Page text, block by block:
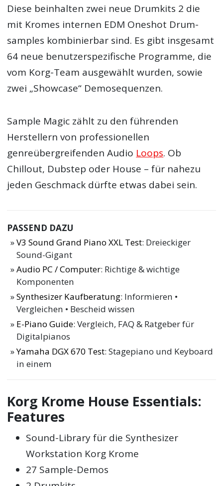
Diese beinhalten zwei neue Drumkits 2 die
mit Kromes internen EDM Oneshot Drum-
samples kombinierbar sind. Es gibt insgesamt
64 neue benutzerspezifische Programme, die
vom Korg-Team ausgewählt wurden, sowie
zwei „Showcase“ Demosequenzen.
Sample Magic zählt zu den führenden
Herstellern von professionellen
genreübergreifenden Audio Loops. Ob
Chillout, Dubstep oder House – für nahezu
jeden Geschmack dürfte etwas dabei sein.
PASSEND DAZU
V3 Sound Grand Piano XXL Test: Dreieckiger
Sound-Gigant
Audio PC / Computer: Richtige & wichtige
Komponenten
Synthesizer Kaufberatung: Informieren •
Vergleichen • Bescheid wissen
E-Piano Guide: Vergleich, FAQ & Ratgeber für
Digitalpianos
Yamaha DGX 670 Test: Stagepiano und Keyboard
in einem
Korg Krome House Essentials:
Features
Sound-Library für die Synthesizer
Workstation Korg Krome
27 Sample-Demos